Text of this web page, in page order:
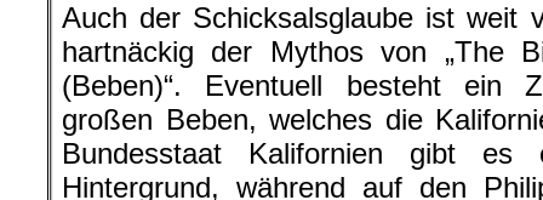
Auch der Schicksalsglaube ist weit
hartnäckig der Mythos von „The
(Beben)“. Eventuell besteht ein
großen Beben, welches die
Bundesstaat Kalifornien gibt es
Hintergrund, während auf den